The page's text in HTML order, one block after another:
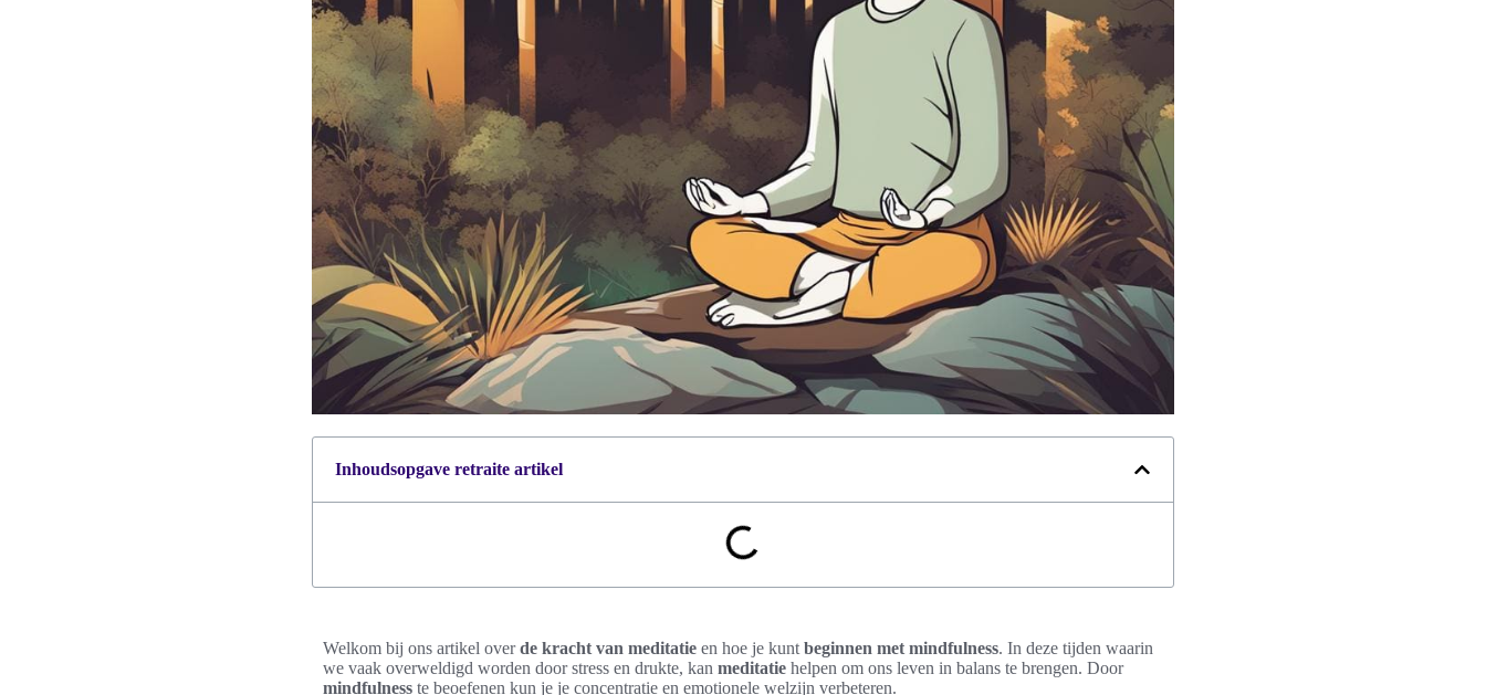
Inhoudsopgave retraite artikel
Welkom bij ons artikel overde kracht van meditatie en hoe je kunt beginnen met mindfulness. In deze tijden waarin
we vaak overweldigd worden door stress en drukte, kan meditatie helpen om ons leven in balans te brengen. Door
mindfulness te beoefenen kun je je concentratie en emotionele welzijn verbeteren.